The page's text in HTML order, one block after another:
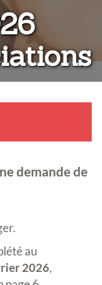
demande de
au
2026,